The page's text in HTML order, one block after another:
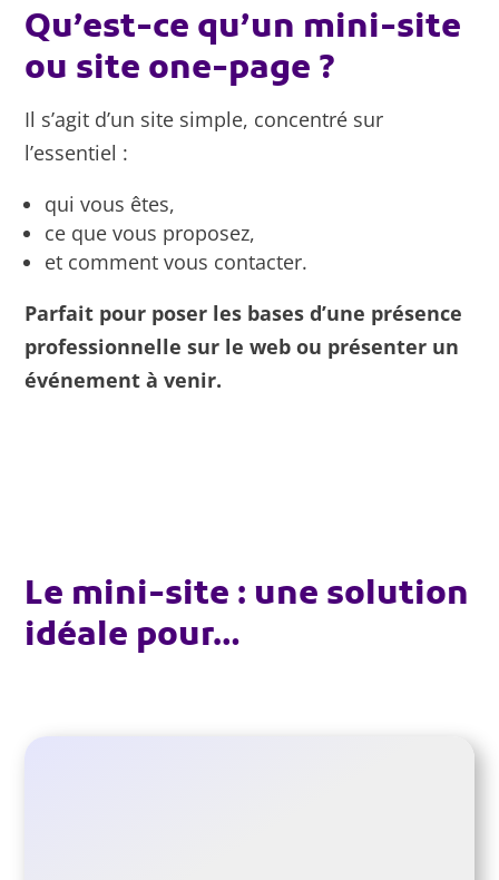
Qu’est-ce qu’un mini-site
ou site one-page ?
Il s’agit d’un site simple, concentré sur
l’essentiel :
qui vous êtes,
ce que vous proposez,
et comment vous contacter.
Parfait pour poser les bases d’une présence
professionnelle sur le web ou présenter un
événement à venir.
Le mini-site : une solution
idéale pour…